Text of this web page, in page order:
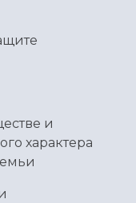
и
характера